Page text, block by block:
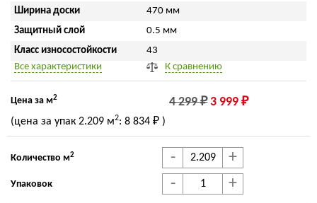
Ширина доски
470 мм
Защитный слой
0.5 мм
Класс износостойкости
43
Все характеристики
К сравнению
Цена за м2 4 299 ₽ 3 999 ₽
(цена за упак 2.209 м2: 8 834 ₽ )
Количество м2 - +
Упаковок - +